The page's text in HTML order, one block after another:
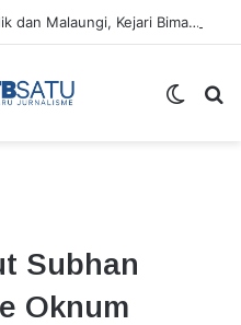
Beda Tempat Penahanan Didik dan Malaungi, Kejari Bima: Alasan Keamanan
Subhan
Oknum